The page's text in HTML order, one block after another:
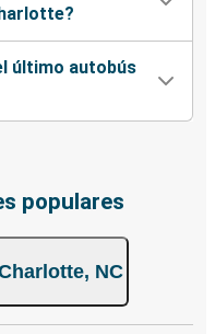
último autobús
populares
NC